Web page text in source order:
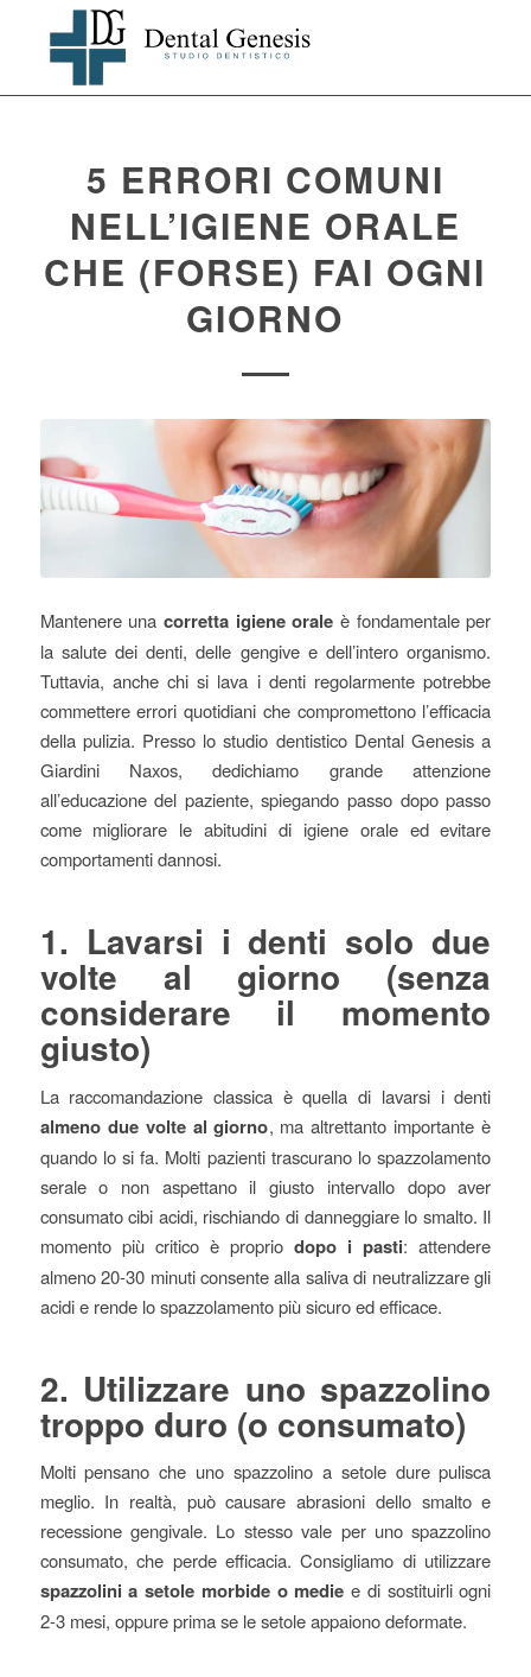
5 ERRORI COMUNI
NELL’IGIENE ORALE
CHE (FORSE) FAI OGNI
GIORNO
Mantenere una corretta igiene orale è fondamentale per
la salute dei denti, delle gengive e dell’intero organismo.
Tuttavia, anche chi si lava i denti regolarmente potrebbe
commettere errori quotidiani che compromettono l’efficacia
della pulizia. Presso lo studio dentistico Dental Genesis a
Giardini Naxos, dedichiamo grande attenzione
all’educazione del paziente, spiegando passo dopo passo
come migliorare le abitudini di igiene orale ed evitare
comportamenti dannosi.
1. Lavarsi i denti solo due
volte al giorno (senza
considerare il momento
giusto)
La raccomandazione classica è quella di lavarsi i denti
almeno due volte al giorno, ma altrettanto importante è
quando lo si fa. Molti pazienti trascurano lo spazzolamento
serale o non aspettano il giusto intervallo dopo aver
consumato cibi acidi, rischiando di danneggiare lo smalto. Il
momento più critico è propriodopo i pasti: attendere
almeno 20-30 minuti consente alla saliva di neutralizzare gli
acidi e rende lo spazzolamento più sicuro ed efficace.
2. Utilizzare uno spazzolino
troppo duro (o consumato)
Molti pensano che uno spazzolino a setole dure pulisca
meglio. In realtà, può causare abrasioni dello smalto e
recessione gengivale. Lo stesso vale per uno spazzolino
consumato, che perde efficacia. Consigliamo di utilizzare
spazzolini a setole morbide o medie e di sostituirli ogni
2-3 mesi, oppure prima se le setole appaiono deformate.